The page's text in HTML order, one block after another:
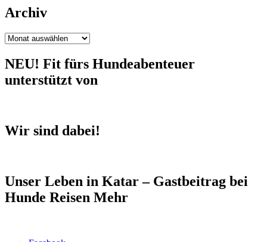
Archiv
Archiv
NEU! Fit fürs Hundeabenteuer
unterstützt von
Wir sind dabei!
Unser Leben in Katar – Gastbeitrag bei
Hunde Reisen Mehr